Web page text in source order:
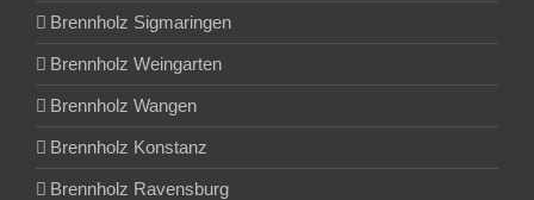
Brennholz Sigmaringen
Brennholz Weingarten
Brennholz Wangen
Brennholz Konstanz
Brennholz Ravensburg